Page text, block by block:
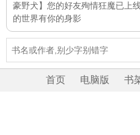
豪野犬】您的好友殉情狂魔已上线
的世界有你的身影
首页 电脑版 书